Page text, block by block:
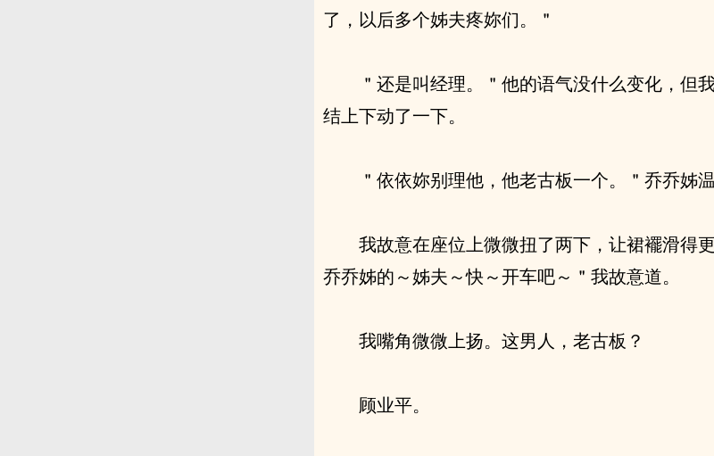
了，以后多个姊夫疼妳们。＂
＂还是叫经理。＂他的语气没什么变化，但
结上下动了一下。
＂依依妳别理他，他老古板一个。＂乔乔姊温
我故意在座位上微微扭了两下，让裙襬滑得
乔乔姊的～姊夫～快～开车吧～＂我故意道。
我嘴角微微上扬。这男人，老古板？
顾业平。